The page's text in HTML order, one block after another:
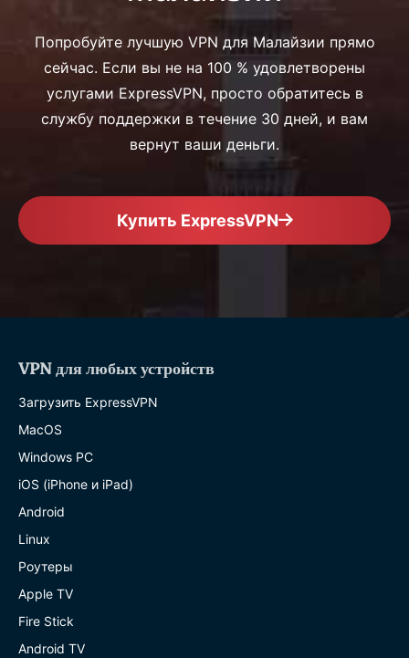
Попробуйте лучшую VPN для Малайзии прямо
сейчас. Если вы не на 100 % удовлетворены
услугами ExpressVPN, просто обратитесь в
службу поддержки в течение 30 дней, и вам
вернут ваши деньги.
Купить ExpressVPN
VPN для любых устройств
Загрузить ExpressVPN
MacOS
Windows PC
iOS (iPhone и iPad)
Android
Linux
Роутеры
Apple TV
Fire Stick
Android TV